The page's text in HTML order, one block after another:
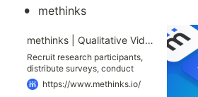
• methinks
methinks | Qualitative Video Remote Research Platform
Recruit research participants,
distribute surveys, conduct
interviews, test your products,
and analyze results all in one
https://www.methinks.io/